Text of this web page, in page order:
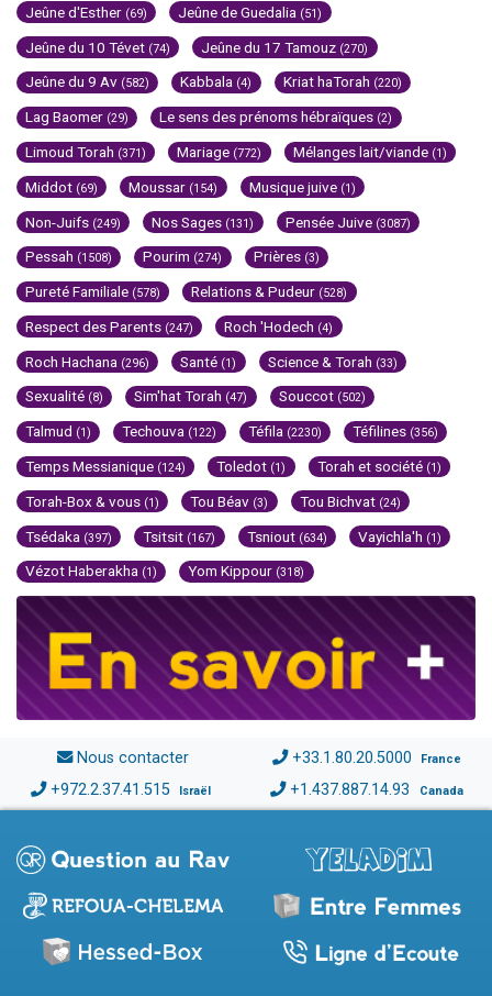
Jeûne d'Esther (69) Jeûne de Guedalia (51)
Jeûne du 10 Tévet (74) Jeûne du 17 Tamouz (270)
Jeûne du 9 Av (582) Kabbala (4) Kriat haTorah (220)
Lag Baomer (29) Le sens des prénoms hébraïques (2)
Limoud Torah (371) Mariage (772) Mélanges lait/viande (1)
Middot (69) Moussar (154) Musique juive (1)
Non-Juifs (249) Nos Sages (131) Pensée Juive (3087)
Pessah (1508) Pourim (274) Prières (3)
Pureté Familiale (578) Relations & Pudeur (528)
Respect des Parents (247) Roch 'Hodech (4)
Roch Hachana (296) Santé (1) Science & Torah (33)
Sexualité (8) Sim'hat Torah (47) Souccot (502)
Talmud (1) Techouva (122) Téfila (2230) Téfilines (356)
Temps Messianique (124) Toledot (1) Torah et société (1)
Torah-Box & vous (1) Tou Béav (3) Tou Bichvat (24)
Tsédaka (397) Tsitsit (167) Tsniout (634) Vayichla'h (1)
Vézot Haberakha (1) Yom Kippour (318)
Nous contacter +33.1.80.20.5000 France
+972.2.37.41.515 Israël +1.437.887.14.93 Canada